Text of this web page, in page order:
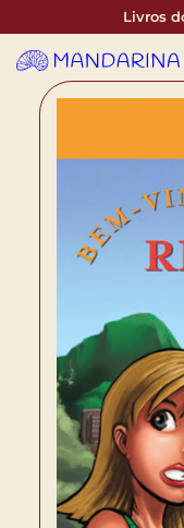
Livros